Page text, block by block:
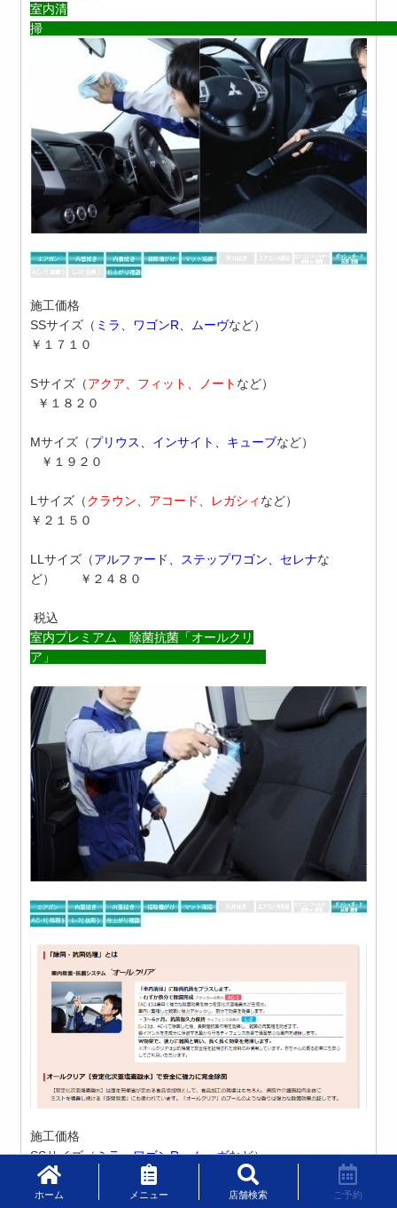
室内清
掃
施工価格
SSサイズ （ ミラ、ワゴンR、ムーヴなど）
￥１７１０
Sサイズ （アクア、フィット、ノート など）
￥１８２０
Mサイズ （プリウス、インサイト、キューブなど）
￥１９２０
Lサイズ （クラウン、アコード、レガシィ など）
￥２１５０
LLサイズ （アルファード、ステップワゴン、セレナな
ど）
￥２４８０
税込
室内プレミアム 除菌抗菌「オールクリ
ア」
施工価格
SSサイズ（ミラ、ワゴンR、ムーヴなど）
￥４５２０
ホーム メニュー 店舗検索 ご予約